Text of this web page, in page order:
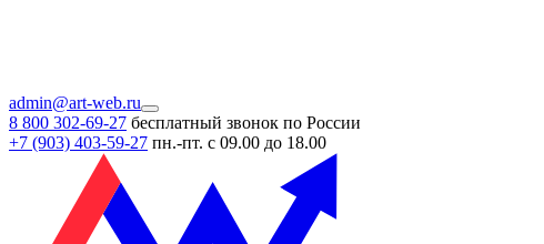
admin@art-web.ru
8 800 302-69-27 бесплатный звонок по России
+7 (903) 403-59-27 пн.-пт. с 09.00 до 18.00